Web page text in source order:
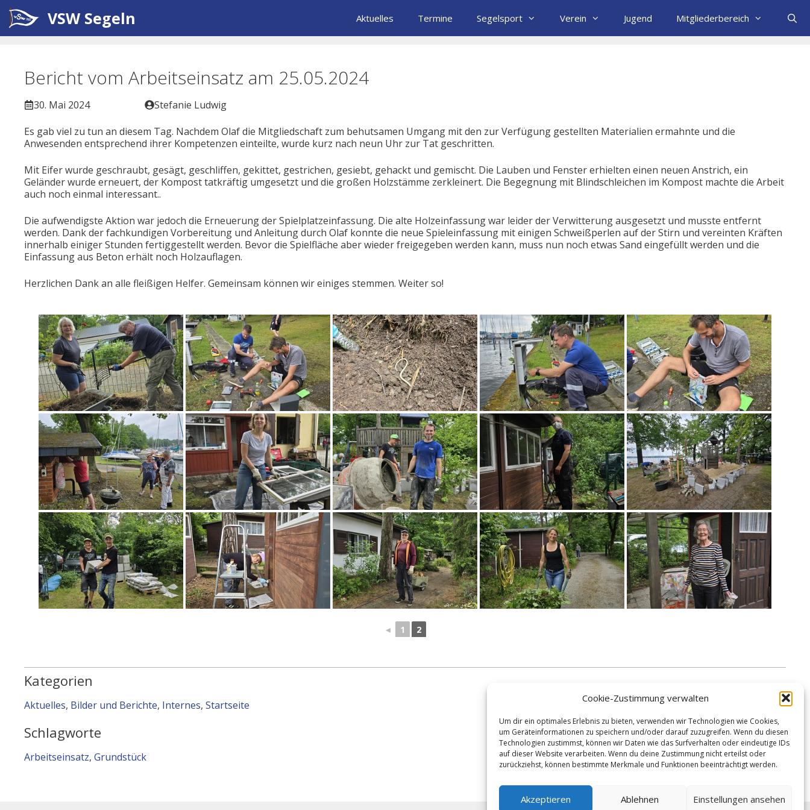
Cookie-Zustimmung verwalten
Um dir ein optimales Erlebnis zu bieten, verwenden wir Technologien wie Cookies,
um Geräteinformationen zu speichern und/oder darauf zuzugreifen. Wenn du diesen
Technologien zustimmst, können wir Daten wie das Surfverhalten oder eindeutige IDs
auf dieser Website verarbeiten. Wenn du deine Zustimmung nicht erteilst oder
zurückziehst, können bestimmte Merkmale und Funktionen beeinträchtigt werden.
Akzeptieren Ablehnen Einstellungen ansehen
Zum
Inhalt
springen
VSW Segeln Aktuelles Termine Segelsport Verein Jugend Mitgliederbereich
Bericht vom Arbeitseinsatz am 25.05.2024
30. Mai 2024
Stefanie Ludwig
Es gab viel zu tun an diesem Tag. Nachdem Olaf die Mitgliedschaft zum behutsamen Umgang mit den zur Verfügung gestellten Materialien ermahnte und die
Anwesenden entsprechend ihrer Kompetenzen einteilte, wurde kurz nach neun Uhr zur Tat geschritten.
Mit Eifer wurde geschraubt, gesägt, geschliffen, gekittet, gestrichen, gesiebt, gehackt und gemischt. Die Lauben und Fenster erhielten einen neuen Anstrich, ein
Geländer wurde erneuert, der Kompost tatkräftig umgesetzt und die großen Holzstämme zerkleinert. Die Begegnung mit Blindschleichen im Kompost machte die Arbeit
auch noch einmal interessant..
Die aufwendigste Aktion war jedoch die Erneuerung der Spielplatzeinfassung. Die alte Holzeinfassung war leider der Verwitterung ausgesetzt und musste entfernt
werden. Dank der fachkundigen Vorbereitung und Anleitung durch Olaf konnte die neue Spieleinfassung mit einigen Schweißperlen auf der Stirn und vereinten Kräften
innerhalb einiger Stunden fertiggestellt werden. Bevor die Spielfläche aber wieder freigegeben werden kann, muss nun noch etwas Sand eingefüllt werden und die
Einfassung aus Beton erhält noch Holzauflagen.
Herzlichen Dank an alle fleißigen Helfer. Gemeinsam können wir einiges stemmen. Weiter so!
◄ 1 2
Kategorien
Aktuelles, Bilder und Berichte, Internes, Startseite
Schlagworte
Arbeitseinsatz, Grundstück